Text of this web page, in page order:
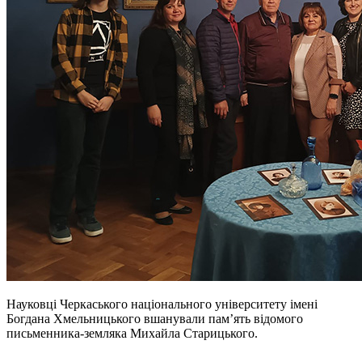
Науковці Черкаського національного університету імені
Богдана Хмельницького вшанували пам’ять відомого
письменника-земляка Михайла Старицького.